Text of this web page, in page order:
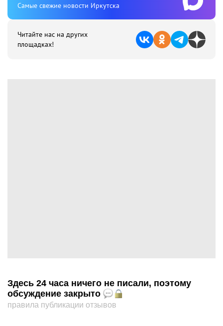
Cамые свежие новости Иркутска
Читайте нас на других
площадках!
Здесь 24 часа ничего не писали, поэтому
обсуждение закрыто
правила публикации отзывов